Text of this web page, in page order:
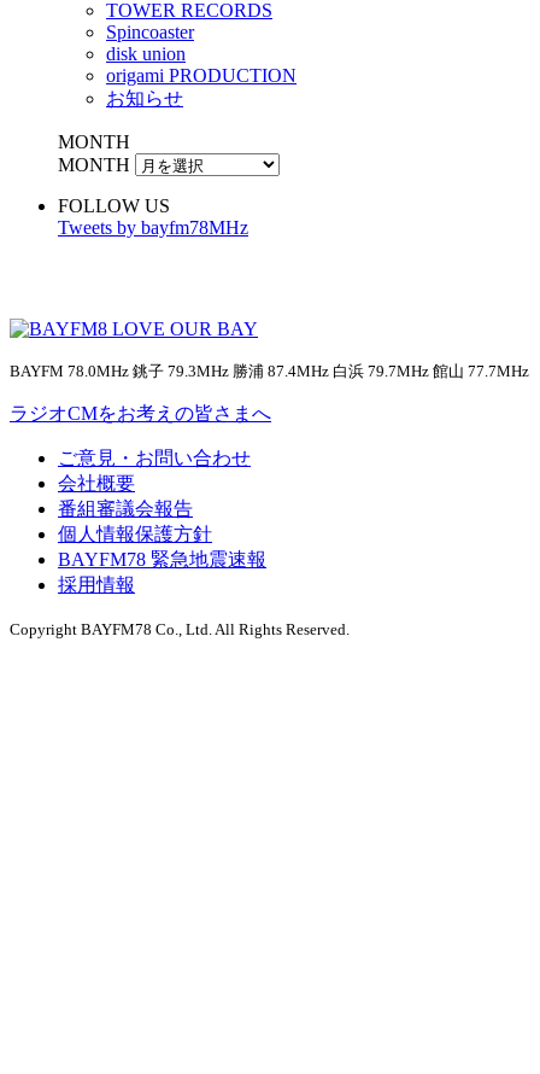
TOWER RECORDS
Spincoaster
disk union
origami PRODUCTION
お知らせ
MONTH
MONTH
FOLLOW US
Tweets by bayfm78MHz
BAYFM 78.0MHz 銚子 79.3MHz 勝浦 87.4MHz 白浜 79.7MHz 館山 77.7MHz
ラジオCMをお考えの皆さまへ
ご意見・お問い合わせ
会社概要
番組審議会報告
個人情報保護方針
BAYFM78 緊急地震速報
採用情報
Copyright BAYFM78 Co., Ltd. All Rights Reserved.